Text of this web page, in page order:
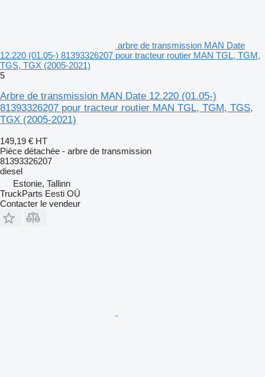
arbre de transmission MAN Date
12.220 (01.05-) 81393326207 pour tracteur routier MAN TGL, TGM,
TGS, TGX (2005-2021)
5
Arbre de transmission MAN Date 12.220 (01.05-)
81393326207 pour tracteur routier MAN TGL, TGM, TGS,
TGX (2005-2021)
149,19 € HT
Pièce détachée - arbre de transmission
81393326207
diesel
Estonie, Tallinn
TruckParts Eesti OÜ
Contacter le vendeur